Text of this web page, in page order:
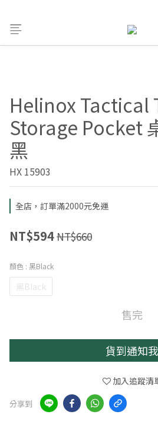
Helinox Tactical
Storage Pocket
黑
HX 15903
全店，訂單滿2000元免運
NT$594NT$660
顏色 : 黑Black
黑Black
售完
貨到通知我
加入追蹤清
分享到